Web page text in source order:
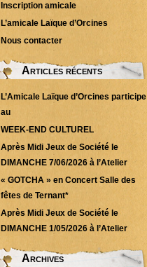
Inscription amicale
L’amicale Laïque d’Orcines
Nous contacter
Articles récents
L’Amicale Laïque d’Orcines participe
au
WEEK-END CULTUREL
Après Midi Jeux de Société le
DIMANCHE 7/06/2026 à l’Atelier
« GOTCHA » en Concert Salle des
fêtes de Ternant*
Après Midi Jeux de Société le
DIMANCHE 1/05/2026 à l’Atelier
Archives